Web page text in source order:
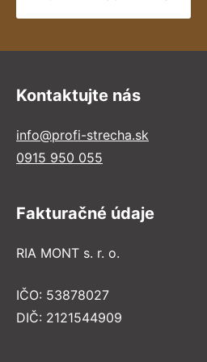
Kontaktujte nás
info@profi-strecha.sk
0915 950 055
Fakturačné údaje
RIA MONT s. r. o.
IČO: 53878027
DIČ: 2121544909